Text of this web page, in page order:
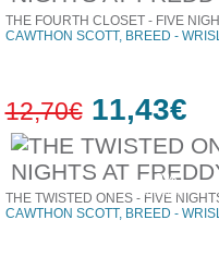
10%
έκπτωση
THE FOURTH CLOSET - FIVE
CAWTHON SCOTT, BREED -
12,70€ 11,43€
THE TWISTED ONES - FIVE
CAWTHON SCOTT, BREED -